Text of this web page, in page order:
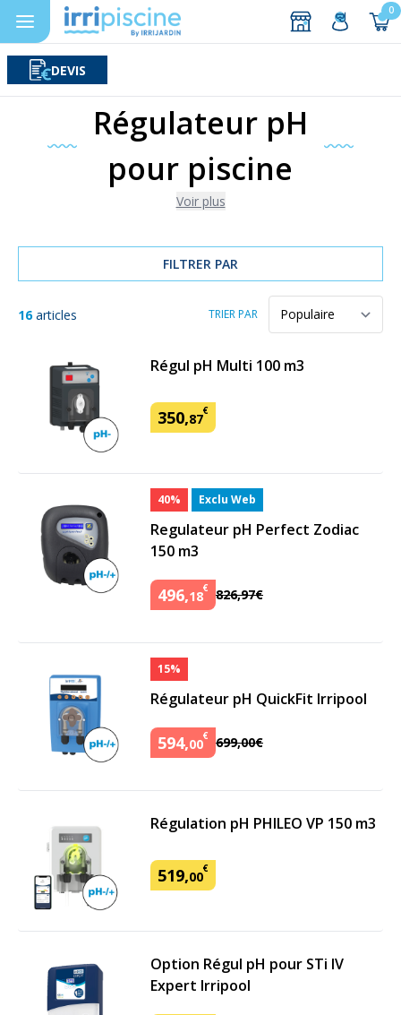
0
DEVIS
Régulateur pH
pour piscine
Voir plus
FILTRER PAR
TRIER PAR
16articles
Régul pH Multi 100 m3
350,87€
40% Exclu Web
Regulateur pH Perfect Zodiac
150 m3
496,18€ 826,97€
15%
Régulateur pH QuickFit Irripool
594,00€ 699,00€
Régulation pH PHILEO VP 150 m3
519,00€
Option Régul pH pour STi IV
Expert Irripool